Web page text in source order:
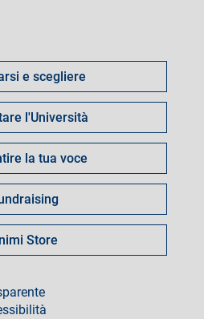
e scegliere
l'Università
la tua voce
Store